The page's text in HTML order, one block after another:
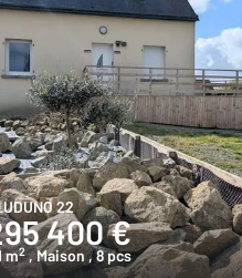
22
400 €
m2 , Maison , 8 pcs